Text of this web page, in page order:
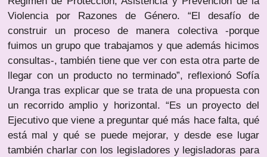
Violencia por Razones de Género. “El desafío de
construir un proceso de manera colectiva -porque
fuimos un grupo que trabajamos y que además hicimos
consultas-, también tiene que ver con esta otra parte de
llegar con un producto no terminado”, reflexionó Sofía
Uranga tras explicar que se trata de una propuesta con
un recorrido amplio y horizontal. “Es un proyecto del
Ejecutivo que viene a preguntar qué más hace falta, qué
está mal y qué se puede mejorar, y desde ese lugar
también charlar con los legisladores y legisladoras para